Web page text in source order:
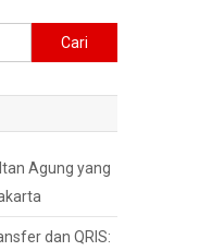
untuk:
Agung yang
dan QRIS: